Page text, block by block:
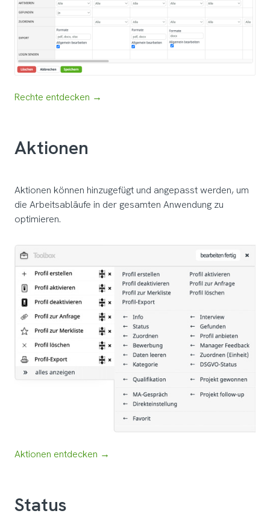
Rechte entdecken →
Aktionen
Aktionen können hinzugefügt und angepasst werden, um
die Arbeitsabläufe in der gesamten Anwendung zu
optimieren.
Aktionen entdecken →
Status